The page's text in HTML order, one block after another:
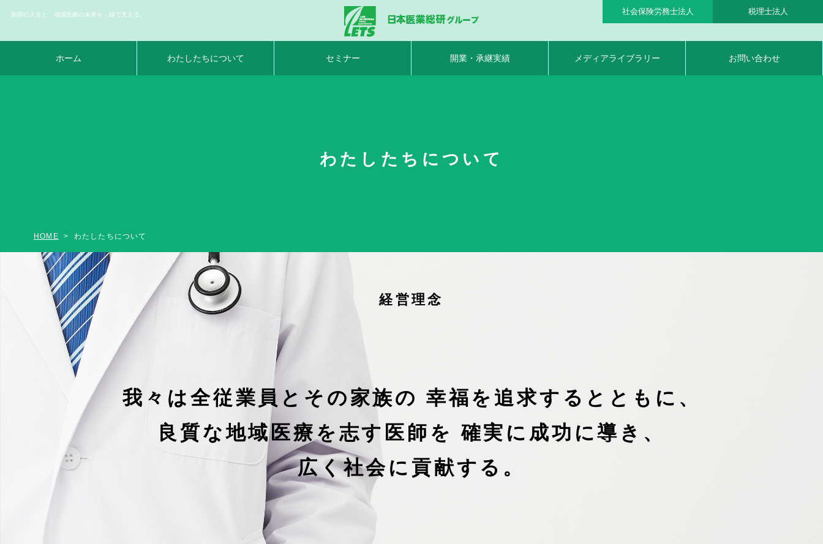
医師の人生と、地域医療の未来を、線で支える。 社会保険労務士法人 税理士法人
ホーム わたしたちについて セミナー 開業・承継実績 メディアライブラリー お問い合わせ
わたしたちについて
HOME わたしたちについて
経営理念
我々は全従業員とその家族の 幸福を追求するとともに、
良質な地域医療を志す医師を確実に成功に導き、
広く社会に貢献する。